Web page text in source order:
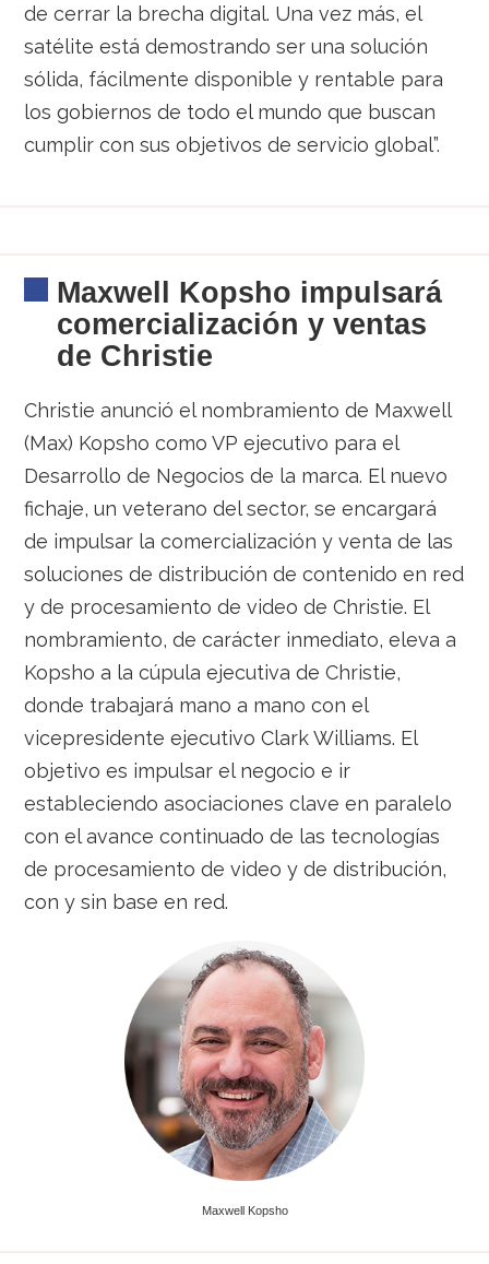
de cerrar la brecha digital. Una vez más, el
satélite está demostrando ser una solución
sólida, fácilmente disponible y rentable para
los gobiernos de todo el mundo que buscan
cumplir con sus objetivos de servicio global”.
Maxwell Kopsho impulsará
comercialización y ventas
de Christie
Christie anunció el nombramiento de Maxwell
(Max) Kopsho como VP ejecutivo para el
Desarrollo de Negocios de la marca. El nuevo
fichaje, un veterano del sector, se encargará
de impulsar la comercialización y venta de las
soluciones de distribución de contenido en red
y de procesamiento de video de Christie. El
nombramiento, de carácter inmediato, eleva a
Kopsho a la cúpula ejecutiva de Christie,
donde trabajará mano a mano con el
vicepresidente ejecutivo Clark Williams. El
objetivo es impulsar el negocio e ir
estableciendo asociaciones clave en paralelo
con el avance continuado de las tecnologías
de procesamiento de video y de distribución,
con y sin base en red.
Maxwell Kopsho